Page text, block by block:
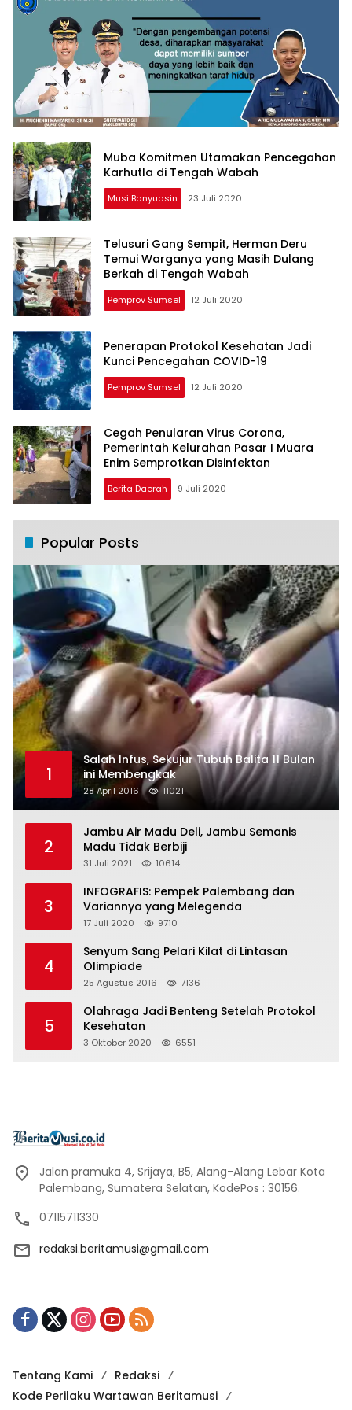
Muba Komitmen Utamakan Pencegahan
Karhutla di Tengah Wabah
Musi Banyuasin 23 Juli 2020
Telusuri Gang Sempit, Herman Deru
Temui Warganya yang Masih Dulang
Berkah di Tengah Wabah
Pemprov Sumsel 12 Juli 2020
Penerapan Protokol Kesehatan Jadi
Kunci Pencegahan COVID-19
Pemprov Sumsel 12 Juli 2020
Cegah Penularan Virus Corona,
Pemerintah Kelurahan Pasar I Muara
Enim Semprotkan Disinfektan
Berita Daerah 9 Juli 2020
Popular Posts
1
Salah Infus, Sekujur Tubuh Balita 11 Bulan
ini Membengkak
28 April 2016 11021
2
Jambu Air Madu Deli, Jambu Semanis
Madu Tidak Berbiji
31 Juli 2021 10614
3
INFOGRAFIS: Pempek Palembang dan
Variannya yang Melegenda
17 Juli 2020 9710
4
Senyum Sang Pelari Kilat di Lintasan
Olimpiade
25 Agustus 2016 7136
5
Olahraga Jadi Benteng Setelah Protokol
Kesehatan
3 Oktober 2020 6551
Jalan pramuka 4, Srijaya, B5, Alang-Alang Lebar Kota
Palembang, Sumatera Selatan, KodePos : 30156.
07115711330
redaksi.beritamusi@gmail.com
Tentang Kami
Redaksi
Kode Perilaku Wartawan Beritamusi